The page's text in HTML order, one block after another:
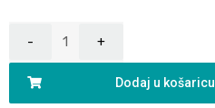
Dodaj u košaricu